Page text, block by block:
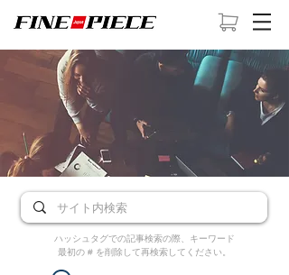
ハッシュタグでの記事検索の際、キーワード
最初の # を削除して再検索してください。